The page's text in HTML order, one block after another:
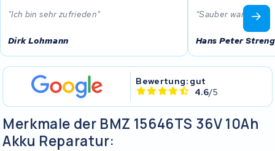
Ich bin sehr zufrieden
Dirk Lohmann
Sauber war’s !
Hans Peter Streng
Bewertung: gut
4.6/5
Merkmale der BMZ 15646TS 36V 10Ah
Akku Reparatur: